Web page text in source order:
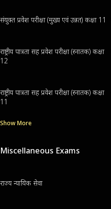
संयुक्त प्रवेश परीक्षा (मुख्य एवं उन्नत) कक्षा 11
राष्ट्रीय पात्रता सह प्रवेश परीक्षा (स्नातक) कक्षा
12
राष्ट्रीय पात्रता सह प्रवेश परीक्षा (स्नातक) कक्षा
11
Show More
Miscellaneous Exams
राज्य न्यायिक सेवा